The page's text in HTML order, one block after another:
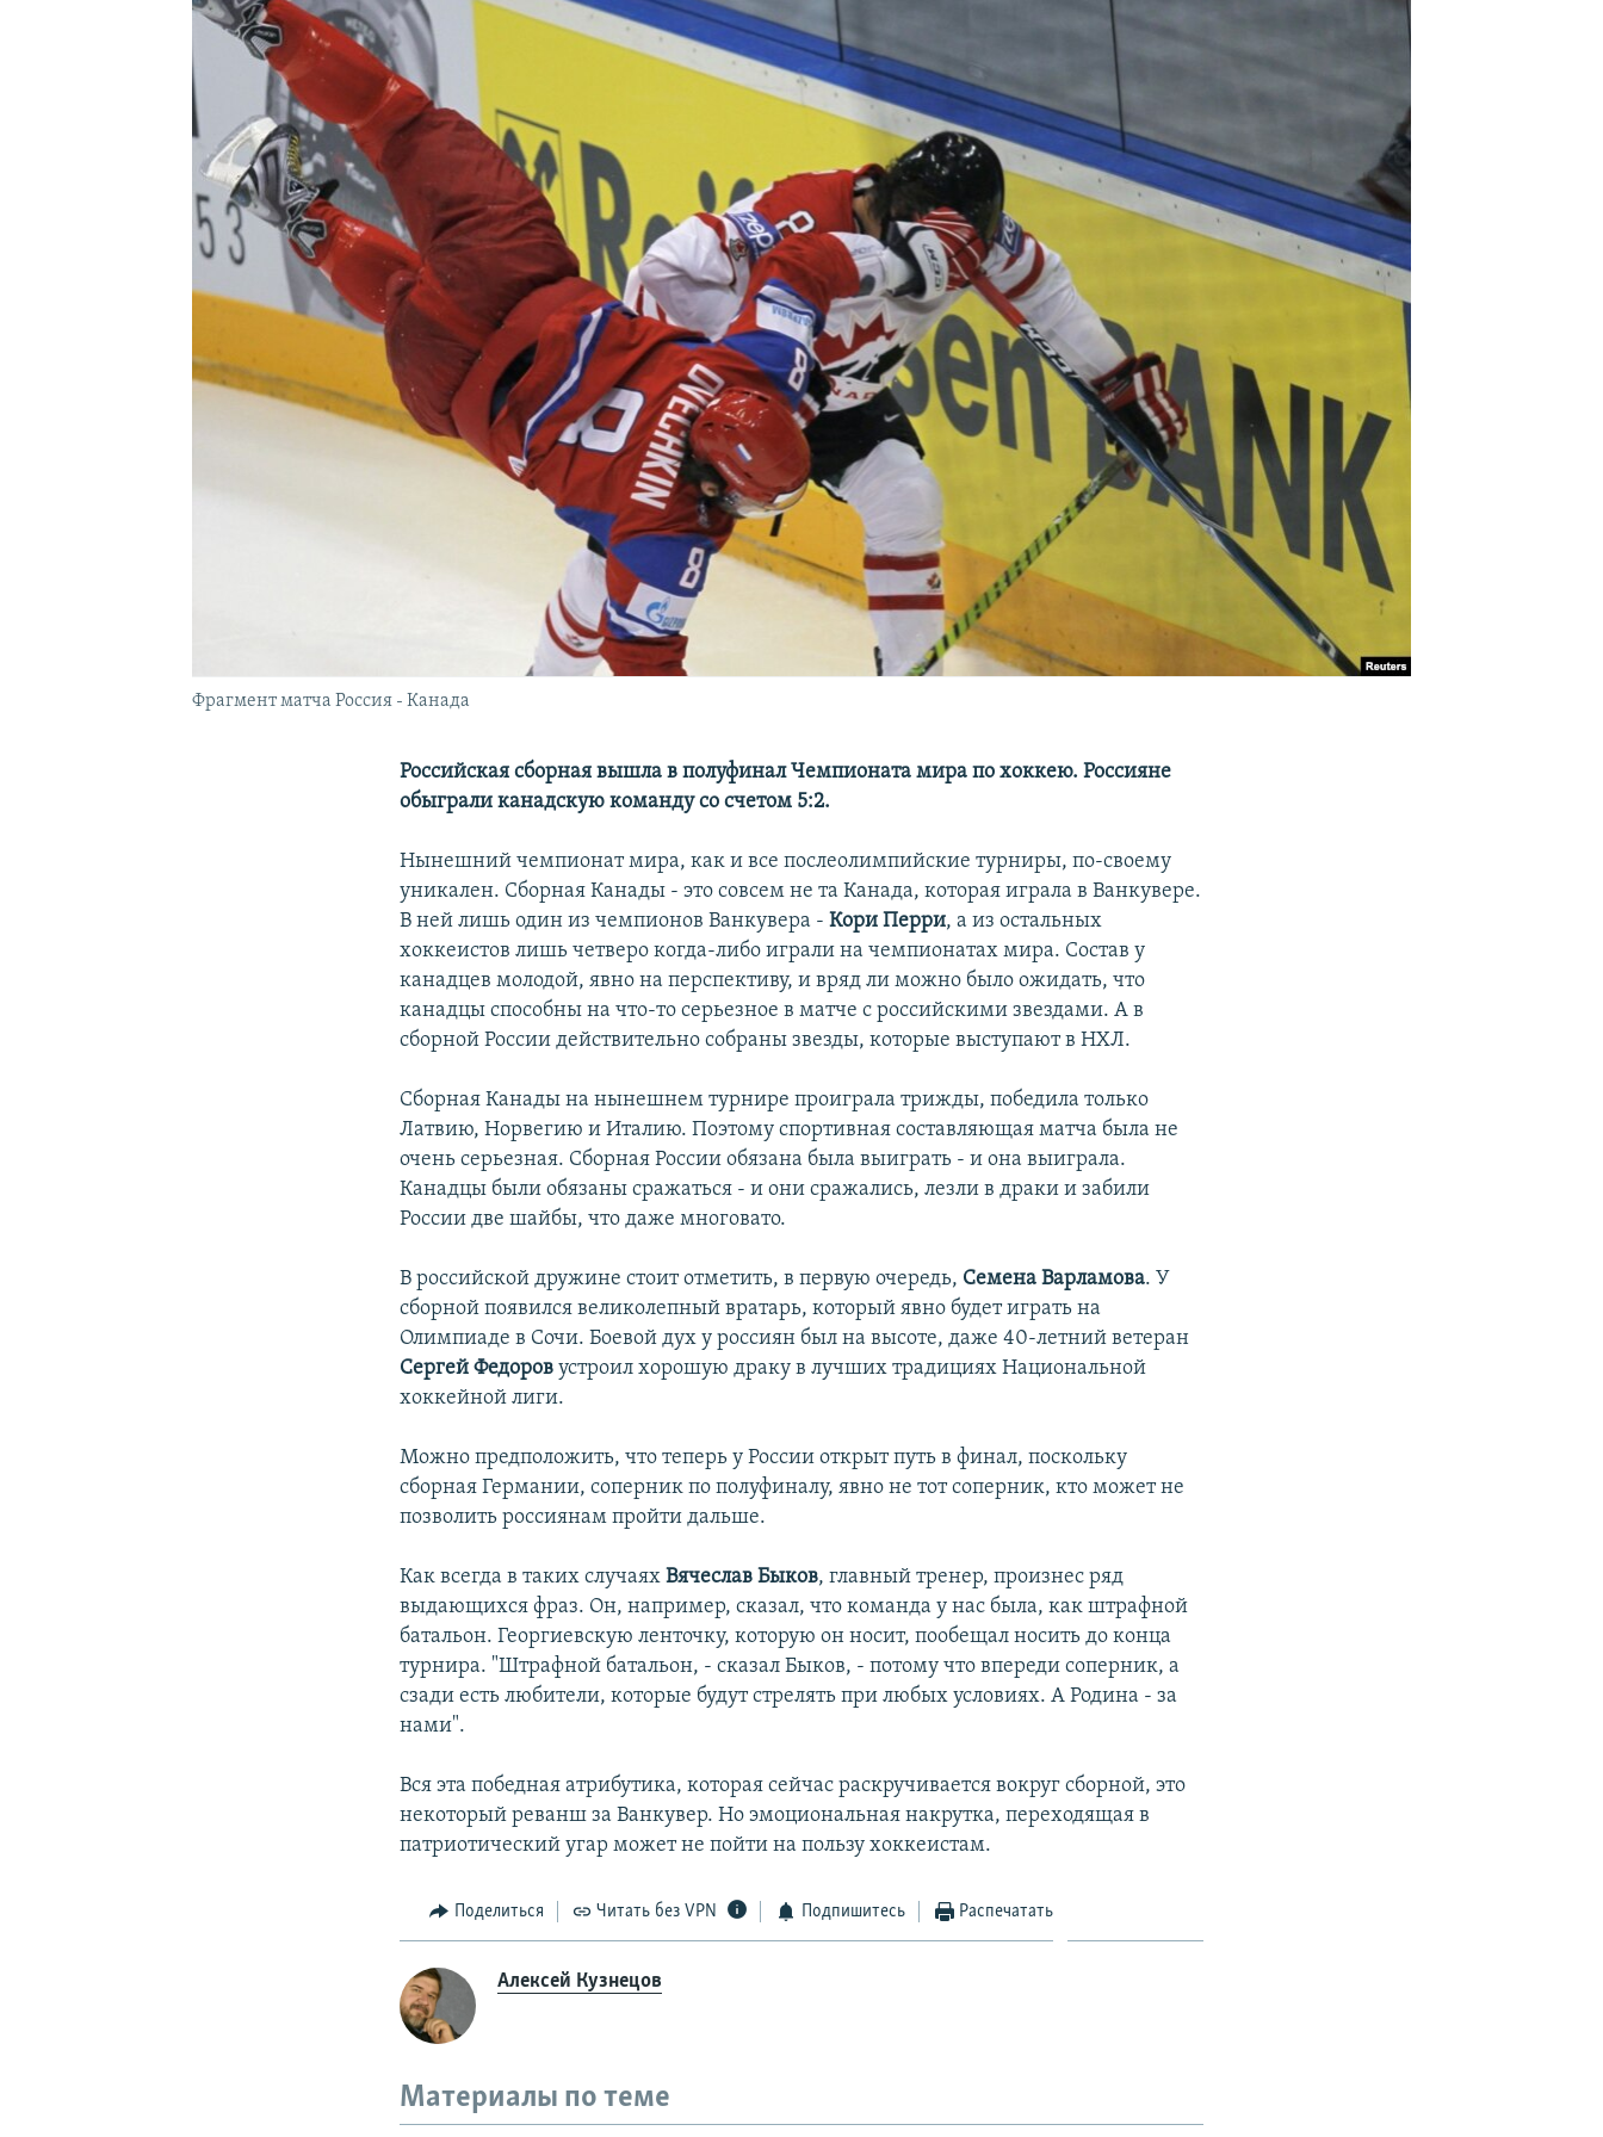
ПОДПИШИТЕСЬ НА РАССЫЛКУ
Фрагмент матча Россия - Канада
Российская сборная вышла в полуфинал Чемпионата мира по хоккею. Россияне
обыграли канадскую команду со счетом 5:2.
Нынешний чемпионат мира, как и все послеолимпийские турниры, по-своему
уникален. Сборная Канады - это совсем не та Канада, которая играла в Ванкувере.
В ней лишь один из чемпионов Ванкувера -Кори Перри, а из остальных
хоккеистов лишь четверо когда-либо играли на чемпионатах мира. Состав у
канадцев молодой, явно на перспективу, и вряд ли можно было ожидать, что
канадцы способны на что-то серьезное в матче с российскими звездами. А в
сборной России действительно собраны звезды, которые выступают в НХЛ.
Сборная Канады на нынешнем турнире проиграла трижды, победила только
Латвию, Норвегию и Италию. Поэтому спортивная составляющая матча была не
очень серьезная. Сборная России обязана была выиграть - и она выиграла.
Канадцы были обязаны сражаться - и они сражались, лезли в драки и забили
России две шайбы, что даже многовато.
В российской дружине стоит отметить, в первую очередь, Семена Варламова. У
сборной появился великолепный вратарь, который явно будет играть на
Олимпиаде в Сочи. Боевой дух у россиян был на высоте, даже 40-летний ветеран
Сергей Федоров устроил хорошую драку в лучших традициях Национальной
хоккейной лиги.
Можно предположить, что теперь у России открыт путь в финал, поскольку
сборная Германии, соперник по полуфиналу, явно не тот соперник, кто может не
позволить россиянам пройти дальше.
Как всегда в таких случаяхВячеслав Быков, главный тренер, произнес ряд
выдающихся фраз. Он, например, сказал, что команда у нас была, как штрафной
батальон. Георгиевскую ленточку, которую он носит, пообещал носить до конца
турнира. "Штрафной батальон, - сказал Быков, - потому что впереди соперник, а
сзади есть любители, которые будут стрелять при любых условиях. А Родина - за
нами".
Вся эта победная атрибутика, которая сейчас раскручивается вокруг сборной, это
некоторый реванш за Ванкувер. Но эмоциональная накрутка, переходящая в
патриотический угар может не пойти на пользу хоккеистам.
Поделиться Читать без VPN Подпишитесь Распечатать
Алексей Кузнецов
Материалы по теме